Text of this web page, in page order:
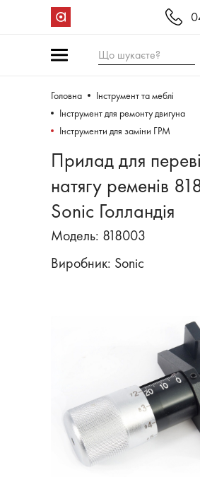
Що шукаєте?
Головна
Інструмент та меблі
Інструмент для ремонту двигуна
Інструменти для заміни ГРМ
Прилад для
натягу ременів
Sonic Голландія
Модель: 818003
Виробник: Sonic